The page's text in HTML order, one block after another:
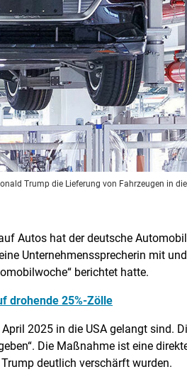
Trump die Lieferung von Fahrzeugen in
Autos hat der deutsche
Unternehmenssprecherin mit
berichtet hatte.
drohende 25%-Zölle
2025 in die USA gelangt sind.
Die Maßnahme ist eine
deutlich verschärft wurden.